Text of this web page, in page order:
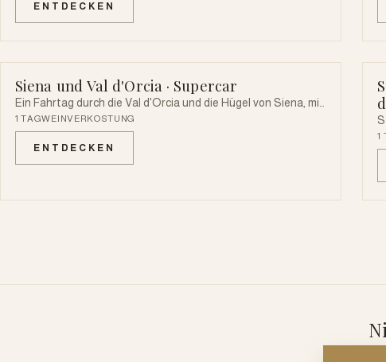
Weinverkostungen in den renommiertesten Weingütern.
ENTDECKEN
SUPERCAR
Siena und Val d'Orcia · Supercar
Ein Fahrtag durch die Val d'Orcia und die Hügel von Siena, mit
Mittagessen in der Altstadt von Siena und einer Führung
durch die Stadt und den Dom.
1 TAGWEINVERKOSTUNG
ENTDECKEN
1